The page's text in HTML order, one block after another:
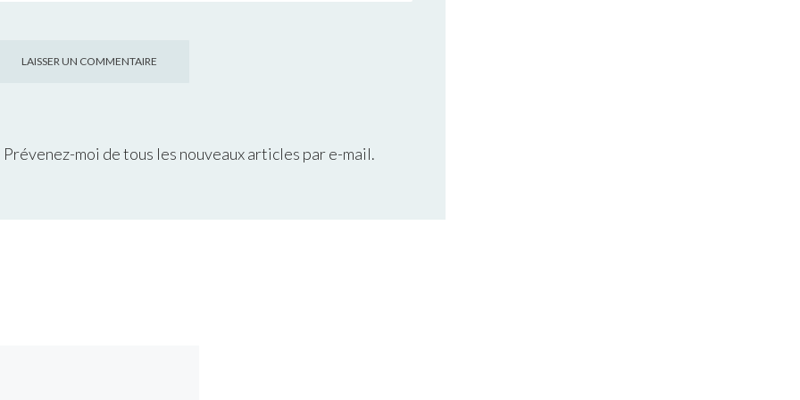
Prévenez-moi de tous les nouveaux articles par e-mail.